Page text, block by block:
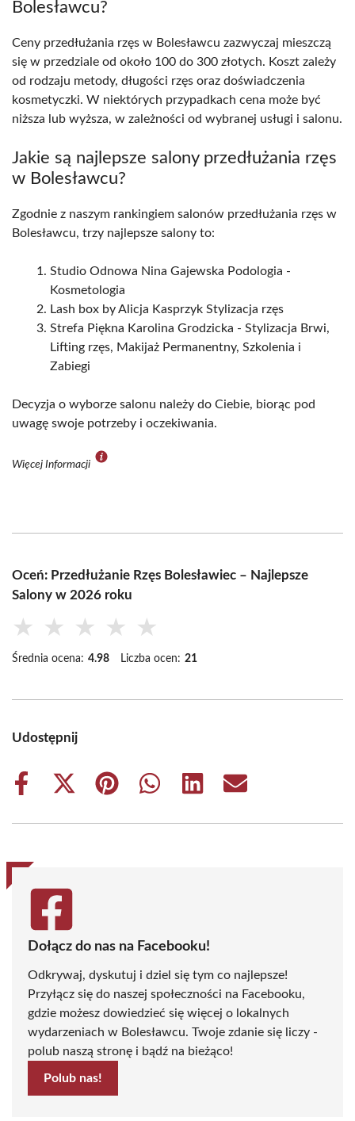
Bolesławcu?
Ceny przedłużania rzęs w Bolesławcu zazwyczaj mieszczą
się w przedziale od około 100 do 300 złotych. Koszt zależy
od rodzaju metody, długości rzęs oraz doświadczenia
kosmetyczki. W niektórych przypadkach cena może być
niższa lub wyższa, w zależności od wybranej usługi i salonu.
Jakie są najlepsze salony przedłużania rzęs
w Bolesławcu?
Zgodnie z naszym rankingiem salonów przedłużania rzęs w
Bolesławcu, trzy najlepsze salony to:
Studio Odnowa Nina Gajewska Podologia -
Kosmetologia
Lash box by Alicja Kasprzyk Stylizacja rzęs
Strefa Piękna Karolina Grodzicka - Stylizacja Brwi,
Lifting rzęs, Makijaż Permanentny, Szkolenia i
Zabiegi
Decyzja o wyborze salonu należy do Ciebie, biorąc pod
uwagę swoje potrzeby i oczekiwania.
Więcej Informacji
Oceń: Przedłużanie Rzęs Bolesławiec – Najlepsze
Salony w 2026 roku
★ ★ ★ ★ ★
Średnia ocena: 4.98 Liczba ocen: 21
Udostępnij
Share
Share
(Twitter)
Share
Share
Share
Share
Dołącz do nas na Facebooku!
Odkrywaj, dyskutuj i dziel się tym co najlepsze!
Przyłącz się do naszej społeczności na Facebooku,
gdzie możesz dowiedzieć się więcej o lokalnych
wydarzeniach w Bolesławcu. Twoje zdanie się liczy -
polub naszą stronę i bądź na bieżąco!
Polub nas!